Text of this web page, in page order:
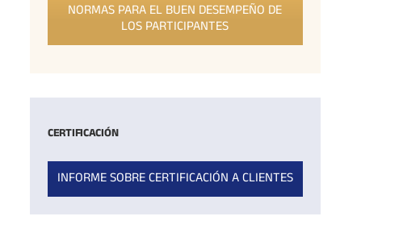
NORMAS PARA EL BUEN DESEMPEÑO DE
LOS PARTICIPANTES
CERTIFICACIÓN
INFORME SOBRE CERTIFICACIÓN A CLIENTES